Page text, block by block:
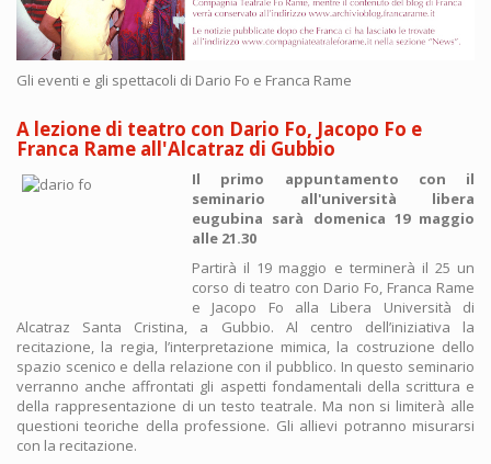
Gli eventi e gli spettacoli di Dario Fo e Franca Rame
A lezione di teatro con Dario Fo, Jacopo Fo e
Franca Rame all'Alcatraz di Gubbio
Il primo appuntamento con il
seminario all'università libera
eugubina sarà domenica 19 maggio
alle 21.30
Partirà il 19 maggio e terminerà il 25 un
corso di teatro con Dario Fo, Franca Rame
e Jacopo Fo alla Libera Università di
Alcatraz Santa Cristina, a Gubbio. Al centro dell’iniziativa la
recitazione, la regia, l’interpretazione mimica, la costruzione dello
spazio scenico e della relazione con il pubblico. In questo seminario
verranno anche affrontati gli aspetti fondamentali della scrittura e
della rappresentazione di un testo teatrale. Ma non si limiterà alle
questioni teoriche della professione. Gli allievi potranno misurarsi
con la recitazione.